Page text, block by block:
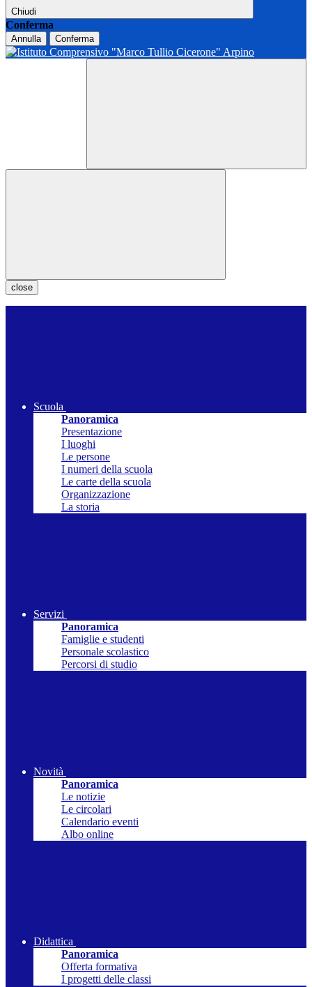
Chiudi
Conferma
Annulla Conferma
close
Scuola
Panoramica
Presentazione
I luoghi
Le persone
I numeri della scuola
Le carte della scuola
Organizzazione
La storia
Servizi
Panoramica
Famiglie e studenti
Personale scolastico
Percorsi di studio
Novità
Panoramica
Le notizie
Le circolari
Calendario eventi
Albo online
Didattica
Panoramica
Offerta formativa
I progetti delle classi